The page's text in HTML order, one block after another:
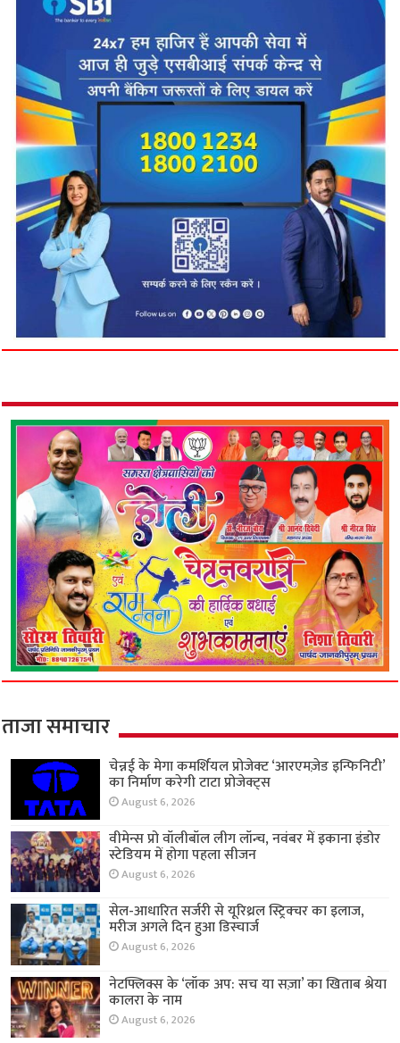
ताजा समाचार
चेन्नई के मेगा कमर्शियल प्रोजेक्ट ‘आरएमज़ेड इन्फिनिटी’
का निर्माण करेगी टाटा प्रोजेक्ट्स
August 6, 2026
वीमेन्स प्रो वॉलीबॉल लीग लॉन्च, नवंबर में इकाना इंडोर
स्टेडियम में होगा पहला सीजन
August 6, 2026
सेल-आधारित सर्जरी से यूरिथ्रल स्ट्रिक्चर का इलाज,
मरीज अगले दिन हुआ डिस्चार्ज
August 6, 2026
नेटफ्लिक्स के ‘लॉक अप: सच या सज़ा’ का खिताब श्रेया
कालरा के नाम
August 6, 2026